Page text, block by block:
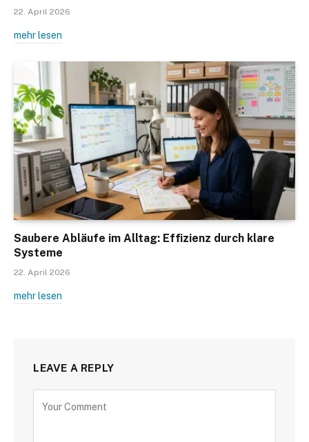
22. April 2026
mehr lesen
Saubere Abläufe im Alltag: Effizienz durch klare
Systeme
22. April 2026
mehr lesen
LEAVE A REPLY